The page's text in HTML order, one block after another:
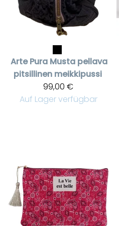
Arte Pura Musta pellava
pitsillinen meikkipussi
99,00 €
Auf Lager verfügbar